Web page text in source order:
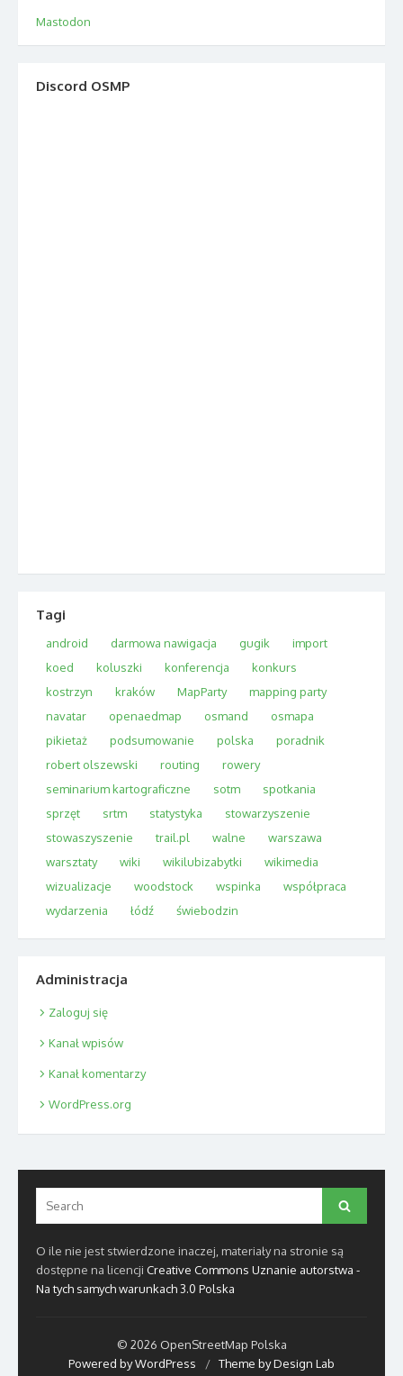
Mastodon
Discord OSMP
Tagi
android darmowa nawigacja gugik
import
koed
koluszki konferencja
konkurs
kostrzyn
kraków MapParty
mapping party
navatar
openaedmap osmand
osmapa
pikietaż
podsumowanie polska
poradnik
robert olszewski
routing
rowery
seminarium kartograficzne
sotm
spotkania
sprzęt
srtm statystyka
stowarzyszenie
stowaszyszenie
trail.pl walne
warszawa
warsztaty
wiki wikilubizabytki
wikimedia
wizualizacje
woodstock wspinka
współpraca
wydarzenia
łódź świebodzin
Administracja
Zaloguj się
Kanał wpisów
Kanał komentarzy
WordPress.org
for:
Search
O ile nie jest stwierdzone inaczej, materiały na stronie są
dostępne na licencji Creative Commons Uznanie autorstwa -
Na tych samych warunkach 3.0 Polska
© 2026 OpenStreetMap Polska
Powered by WordPress
/ Theme by Design Lab